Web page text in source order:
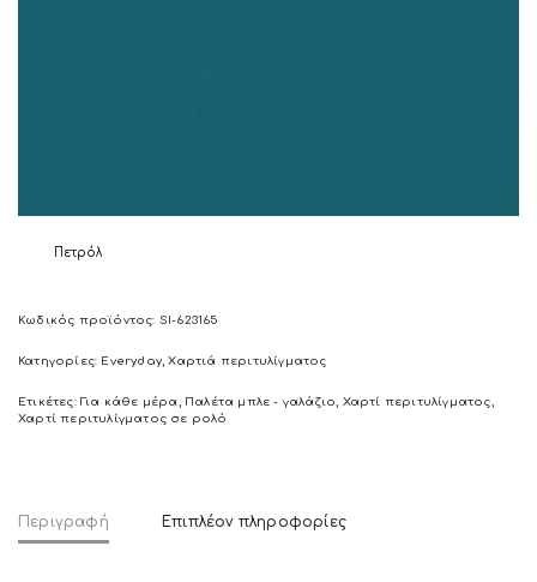
Πετρόλ
Κωδικός προϊόντος: SI-623165
Κατηγορίες: Everyday,Χαρτιά περιτυλίγματος
Ετικέτες:Για κάθε μέρα Παλέτα μπλε - γαλάζιο Χαρτί περιτυλίγματος
Χαρτί περιτυλίγματος σε ρολό
Περιγραφή Επιπλέον πληροφορίες